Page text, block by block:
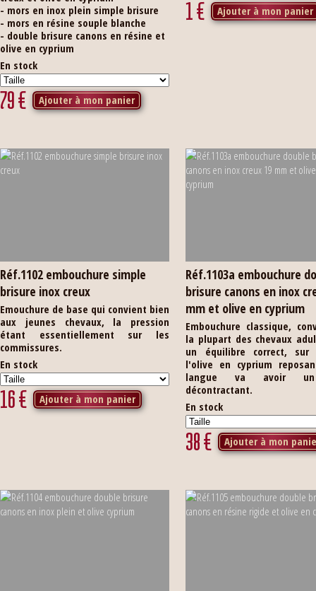
- mors en inox plein simple brisure
- mors en résine souple blanche
- double brisure canons en résine et
olive en cyprium
En stock
79€ Ajouter à mon panier
1€ Ajouter à mon panier
Réf.1102 embouchure simple
brisure inox creux
Emouchure de base qui convient bien
aux jeunes chevaux, la pression
étant essentiellement sur les
commissures.
En stock
16€ Ajouter à mon panier
Réf.1103a embouchure
brisure canons en inox
mm et olive en cyprium
Embouchure classique,
la plupart des chevaux
un équilibre correct, sur
l'olive en cyprium
langue va avoir
décontractant.
En stock
38€ Ajouter à mon